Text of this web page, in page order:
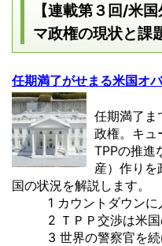
【連載第３回/米
マ政権の現状と課
任期満了がせまる米国オ
任期満了ま
政権。キュ
TPPの推進
産）作りを
国の状況を解説します。
1 カウントダウンに
2 ＴＰＰ交渉は米国
3 世界の警察官を